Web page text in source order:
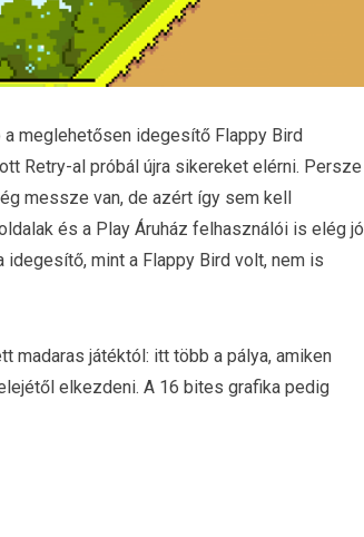
meglehetősen idegesítő Flappy Bird
Retry-al próbál újra sikereket elérni. Persze
messze van, de azért így sem kell
és a Play Áruház felhasználói is elég jó
idegesítő, mint a Flappy Bird volt, nem is
madaras játéktól: itt több a pálya, amiken
elkezdeni. A 16 bites grafika pedig